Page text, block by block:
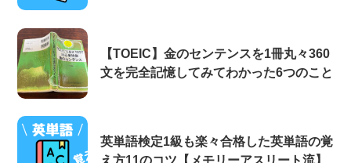
【TOEIC】金のセンテンスを1冊丸々360
文を完全記憶してみてわかった6つのこと
英単語検定1級も楽々合格した英単語の覚